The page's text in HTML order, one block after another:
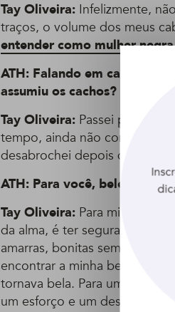
Tay Oliveira: Infelizmente,
traços, o volume dos meus
entender como mulher
ATH: Falando em cabelo,
assumiu os cachos?
Tay Oliveira: Passei pela
tempo, ainda não completei
desabrochei depois de mais
ATH: Para você, beleza é…
Tay Oliveira: Para mim
da alma, é ter segurança,
amarras, bonitas sem
encontrar a minha beleza e
tornava bela. Para uma
um esforço e um desafio diário.